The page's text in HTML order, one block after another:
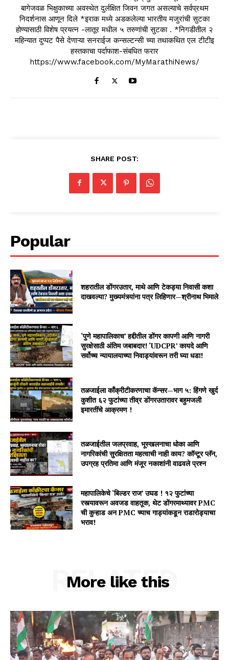
बागेजवळ भिक्षुकाच्या अवस्थेत दुर्लक्षित जिवन जगत असल्याचे सर्वप्रथम
निदर्शनास आणून दिले *इराक मध्ये अडकलेल्या भारतीय मजुरांची सुटका
होण्यासाठी विशेष प्रयत्न -लातूर मधील ५ तरुणांची सुटका . *निगडीतील २
महिन्यात दुप्पट पैसे देणाऱ्या सनराईज कन्सल्टन्सी च्या तथाकथित एल टीटीइ
हस्तकाचा पर्दाफाश-संबधित फरार
https://www.facebook.com/MyMarathiNews/
SHARE POST:
Popular
शहरातील डोंगरउतार, माथे आणि टेकड्या निवासी कशा
दाखवल्या? मुख्यमंत्र्यांना पत्र लिहिणार—श्रीनाथ भिमाले
‘पुणे महापालिकाच’ हद्दीतील डोंगर कापणी आणि नागरी
सुरक्षेसाठी अंतिम जबाबदार! ‘UDCPR’ कायदे आणि
सर्वोच्च न्यायालयाच्या निवाड्यांवरून तरी घ्या धडा!
तळजाईला काँक्रीटीकरणाचा कॅन्सर—भाग ५: हिंगणे खुर्द
कुशीत ६२ फुटांच्या तीव्र डोंगरउतारावर बहुमजली
इमारतींचे आक्रमण !
तळजाईतील जलप्रवाह, भूस्खलनाचा धोका आणि
नागरिकांची सुरक्षितता महत्वाची नाही काय? कॉन्टूर प्लॅन,
उपग्रह प्रतिमा आणि मंजूर नकाशांनी वाढवले प्रश्न
महापालिकेचे ‘बिल्डर राज’ उघड ! १२ फुटांच्या
रस्त्यावरून अवजड वाहतूक, थेट डोंगरमाथ्यावर PMC
ची कुऱ्हाड अन PMC च्याच गाड्यांकडून राडारोड्याचा
भराव!
More like this
RELATED